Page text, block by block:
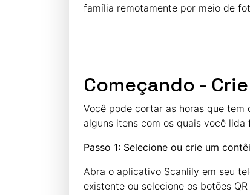
família remotamente por meio de
Começando -
Você pode cortar as horas que tem
alguns itens com os quais você
Passo 1: Selecione ou crie um
Abra o aplicativo Scanlily em seu
existente ou selecione os botões